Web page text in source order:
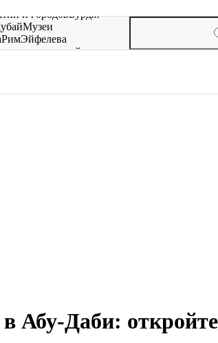
и городовБурдж-
Музеи
РимЭйфелева
мероприятий и
Абу-Даби: